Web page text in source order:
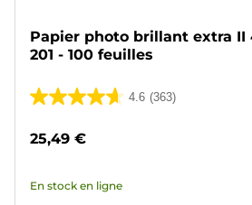
Papier photo brillant extra II
201 - 100 feuilles
4.6 (363)
4.6
363
25,49 €
En stock en ligne